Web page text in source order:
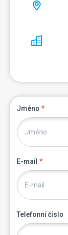
Jméno *
E-mail *
Telefonní číslo